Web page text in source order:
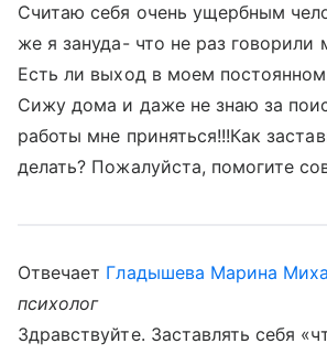
Считаю себя очень ущербным
же я зануда- что не раз го­ворили
Есть ли выход в моем
Сижу дома и да­же не знаю за
работы мне пр­иняться!!!Как
делать? Пожалуйста, помогите
Отвечает Гладышева Марина
психолог
Здравствуйте. Заставлять себя